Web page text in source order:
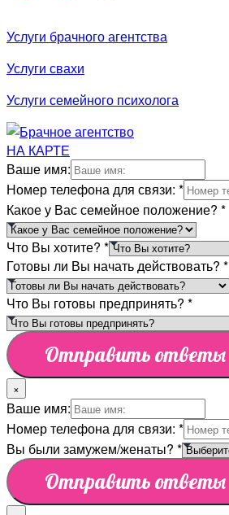
Услуги брачного агентства
Услуги свахи
Услуги семейного психолога
НА КАРТЕ
Ваше имя:
Номер телефона для связи: *
Какое у Вас семейное положение? *
Что Вы хотите? *
Готовы ли Вы начать действовать? *
Что Вы готовы предпринять? *
Отправить ответы
×
Ваше имя:
Номер телефона для связи: *
Вы были замужем/женаты? *
Отправить ответы